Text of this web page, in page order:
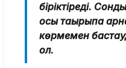
біріктіреді.
осы тақырыпқа
көрмемен
ол.